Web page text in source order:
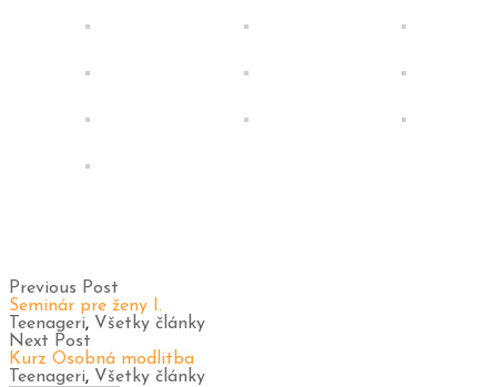
Previous Post
Seminár pre ženy I.
Teenageri, Všetky články
Next Post
Kurz Osobná modlitba
Teenageri, Všetky články